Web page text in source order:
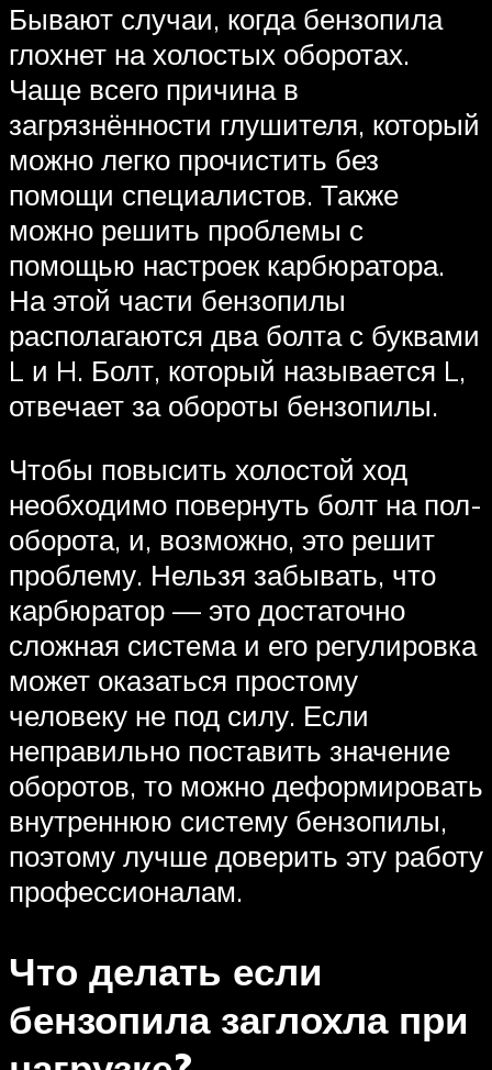
Бывают случаи, когда бензопила
глохнет на холостых оборотах.
Чаще всего причина в
загрязнённости глушителя, который
можно легко прочистить без
помощи специалистов. Также
можно решить проблемы с
помощью настроек карбюратора.
На этой части бензопилы
располагаются два болта с буквами
L и H. Болт, который называется L,
отвечает за обороты бензопилы.
Чтобы повысить холостой ход
необходимо повернуть болт на пол-
оборота, и, возможно, это решит
проблему. Нельзя забывать, что
карбюратор — это достаточно
сложная система и его регулировка
может оказаться простому
человеку не под силу. Если
неправильно поставить значение
оборотов, то можно деформировать
внутреннюю систему бензопилы,
поэтому лучше доверить эту работу
профессионалам.
Что делать если
бензопила заглохла при